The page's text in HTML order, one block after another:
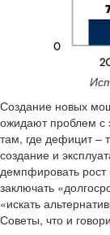
Создание новых
ожидают проблем с
там, где дефицит –
создание и
демпфировать
заключать
«искать
Советы, что и